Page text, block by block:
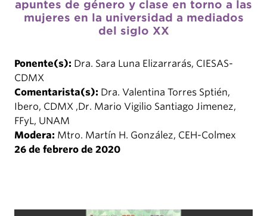
apuntes de género y clase en torno a las
mujeres en la universidad a mediados
del siglo XX
Ponente(s): Dra. Sara Luna Elizarrarás, CIESAS-
CDMX
Comentarista(s): Dra. Valentina Torres Sptién,
Ibero, CDMX ,Dr. Mario Vigilio Santiago Jimenez,
FFyL, UNAM
Modera: Mtro. Martín H. González, CEH-Colmex
26 de febrero de 2020